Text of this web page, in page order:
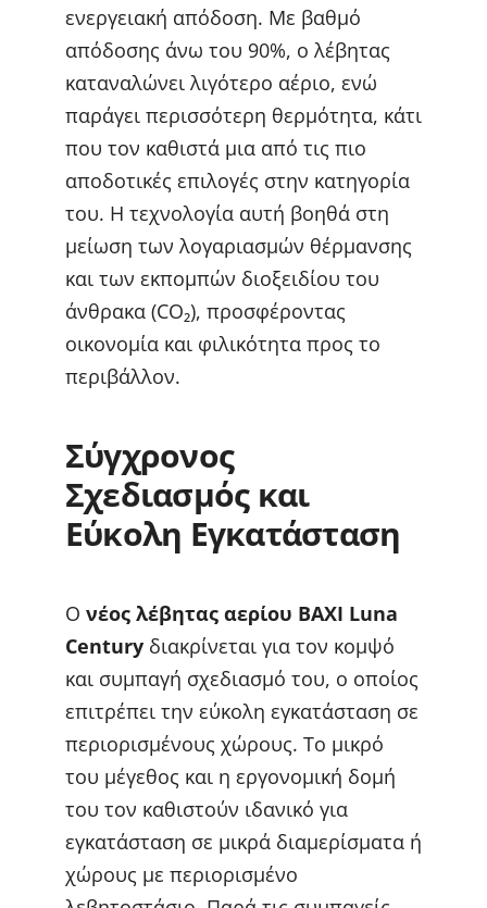
ενεργειακή απόδοση. Με βαθμό
απόδοσης άνω του 90%, ο λέβητας
καταναλώνει λιγότερο αέριο, ενώ
παράγει περισσότερη θερμότητα, κάτι
που τον καθιστά μια από τις πιο
αποδοτικές επιλογές στην κατηγορία
του. Η τεχνολογία αυτή βοηθά στη
μείωση των λογαριασμών θέρμανσης
και των εκπομπών διοξειδίου του
άνθρακα (CO₂), προσφέροντας
οικονομία και φιλικότητα προς το
περιβάλλον.
Σύγχρονος
Σχεδιασμός και
Εύκολη Εγκατάσταση
Ο νέος λέβητας αερίου BAXI Luna
Centuryδιακρίνεται για τον κομψό
και συμπαγή σχεδιασμό του, ο οποίος
επιτρέπει την εύκολη εγκατάσταση σε
περιορισμένους χώρους. Το μικρό
του μέγεθος και η εργονομική δομή
του τον καθιστούν ιδανικό για
εγκατάσταση σε μικρά διαμερίσματα ή
χώρους με περιορισμένο